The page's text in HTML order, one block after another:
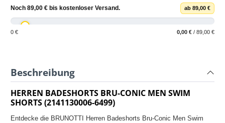
Noch 89,00 € bis kostenloser Versand. ab 89,00 €
0 € 0,00 € / 89,00 €
Beschreibung
HERREN BADESHORTS BRU-CONIC MEN SWIM
SHORTS (2141130006-6499)
Entdecke die BRUNOTTI Herren Badeshorts Bru-Conic Men Swim